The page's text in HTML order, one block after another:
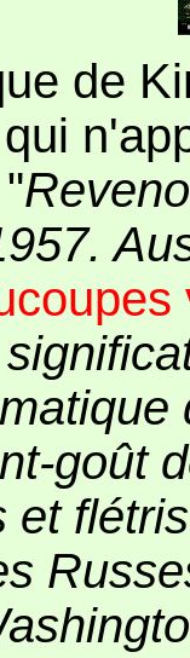
de
goût
et